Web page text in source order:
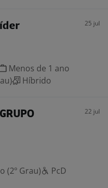
25 jul
Menos de 1 ano
Híbrido
22 jul
(2º Grau)
PcD